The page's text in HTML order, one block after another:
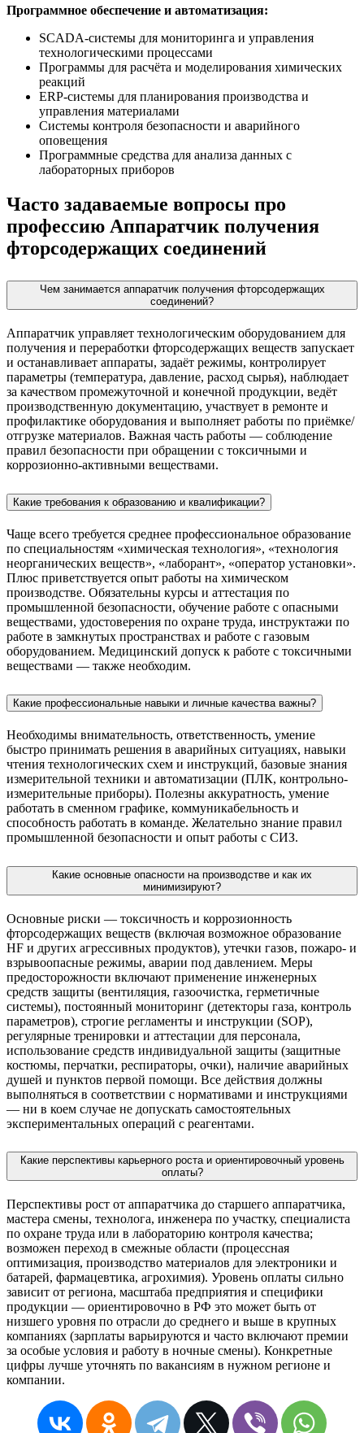
Программное обеспечение и автоматизация:
SCADA-системы для мониторинга и управления
технологическими процессами
Программы для расчёта и моделирования химических
реакций
ERP-системы для планирования производства и
управления материалами
Системы контроля безопасности и аварийного
оповещения
Программные средства для анализа данных с
лабораторных приборов
Часто задаваемые вопросы про
профессию Аппаратчик получения
фторсодержащих соединений
Чем занимается аппаратчик получения фторсодержащих
соединений?
Аппаратчик управляет технологическим оборудованием для
получения и переработки фторсодержащих веществ запускает
и останавливает аппараты, задаёт режимы, контролирует
параметры (температура, давление, расход сырья), наблюдает
за качеством промежуточной и конечной продукции, ведёт
производственную документацию, участвует в ремонте и
профилактике оборудования и выполняет работы по приёмке/
отгрузке материалов. Важная часть работы — соблюдение
правил безопасности при обращении с токсичными и
коррозионно-активными веществами.
Какие требования к образованию и квалификации?
Чаще всего требуется среднее профессиональное образование
по специальностям «химическая технология», «технология
неорганических веществ», «лаборант», «оператор установки».
Плюс приветствуется опыт работы на химическом
производстве. Обязательны курсы и аттестация по
промышленной безопасности, обучение работе с опасными
веществами, удостоверения по охране труда, инструктажи по
работе в замкнутых пространствах и работе с газовым
оборудованием. Медицинский допуск к работе с токсичными
веществами — также необходим.
Какие профессиональные навыки и личные качества важны?
Необходимы внимательность, ответственность, умение
быстро принимать решения в аварийных ситуациях, навыки
чтения технологических схем и инструкций, базовые знания
измерительной техники и автоматизации (ПЛК, контрольно-
измерительные приборы). Полезны аккуратность, умение
работать в сменном графике, коммуникабельность и
способность работать в команде. Желательно знание правил
промышленной безопасности и опыт работы с СИЗ.
Какие основные опасности на производстве и как их
минимизируют?
Основные риски — токсичность и коррозионность
фторсодержащих веществ (включая возможное образование
HF и других агрессивных продуктов), утечки газов, пожаро- и
взрывоопасные режимы, аварии под давлением. Меры
предосторожности включают применение инженерных
средств защиты (вентиляция, газоочистка, герметичные
системы), постоянный мониторинг (детекторы газа, контроль
параметров), строгие регламенты и инструкции (SOP),
регулярные тренировки и аттестации для персонала,
использование средств индивидуальной защиты (защитные
костюмы, перчатки, респираторы, очки), наличие аварийных
душей и пунктов первой помощи. Все действия должны
выполняться в соответствии с нормативами и инструкциями
— ни в коем случае не допускать самостоятельных
экспериментальных операций с реагентами.
Какие перспективы карьерного роста и ориентировочный уровень
оплаты?
Перспективы рост от аппаратчика до старшего аппаратчика,
мастера смены, технолога, инженера по участку, специалиста
по охране труда или в лабораторию контроля качества;
возможен переход в смежные области (процессная
оптимизация, производство материалов для электроники и
батарей, фармацевтика, агрохимия). Уровень оплаты сильно
зависит от региона, масштаба предприятия и специфики
продукции — ориентировочно в РФ это может быть от
низшего уровня по отрасли до среднего и выше в крупных
компаниях (зарплаты варьируются и часто включают премии
за особые условия и работу в ночные смены). Конкретные
цифры лучше уточнять по вакансиям в нужном регионе и
компании.